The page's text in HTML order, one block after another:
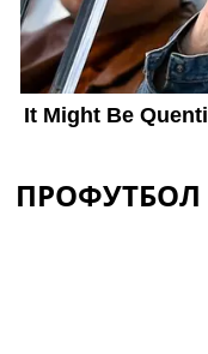
ПРОФУТБОЛ